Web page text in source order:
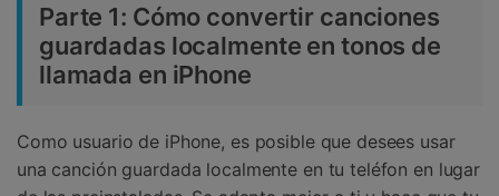
Parte 1: Cómo convertir canciones
guardadas localmente en tonos de
llamada en iPhone
Como usuario de iPhone, es posible que desees usar
una canción guardada localmente en tu teléfon en lugar